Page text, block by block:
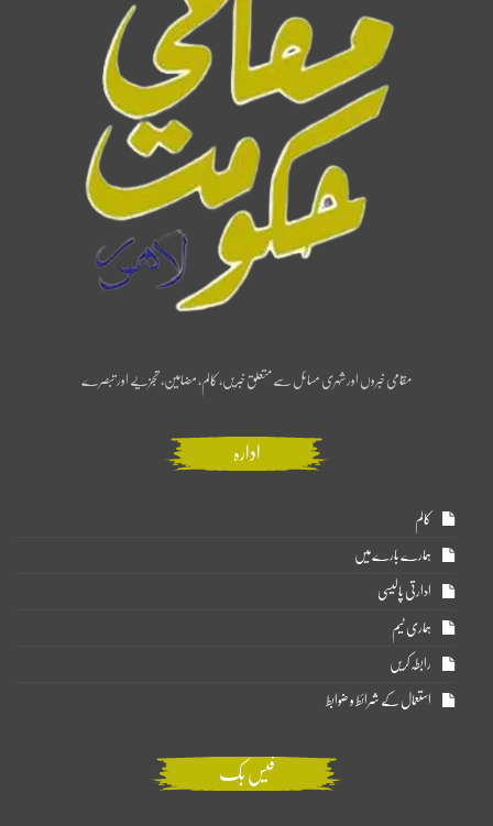
مقامی خبروں اور شہری مسائل سے متعلق خبریں، کالم، مضامین، تجزیے اور تبصرے
ادارہ
کالم
ہمارے بارے میں
ادارتی پالیسی
ہماری ٹیم
رابطہ کریں
استعمال کے شرائط و ضوابط
فیس بک